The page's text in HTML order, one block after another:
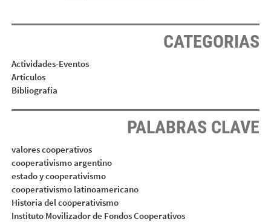
CATEGORIAS
Actividades-Eventos
Artículos
Bibliografía
PALABRAS CLAVE
valores cooperativos
cooperativismo argentino
estado y cooperativismo
cooperativismo latinoamericano
Historia del cooperativismo
Instituto Movilizador de Fondos Cooperativos